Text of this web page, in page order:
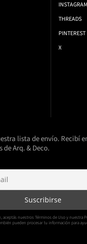
INSTAGRAM
THREADS
PINTEREST
X
lista de envío. Recibí
Arq. & Deco.
nuestros Términos de Uso y nuestra
pueden procesar tu información para